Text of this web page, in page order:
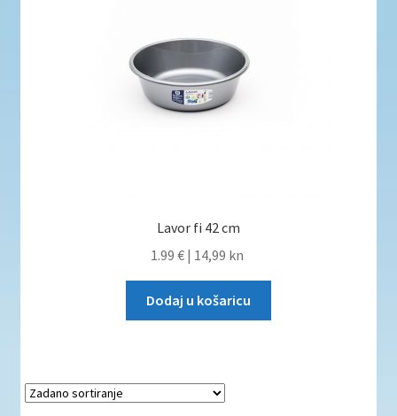
Lavor fi 42 cm
1.99 € | 14,99 kn
Dodaj u košaricu